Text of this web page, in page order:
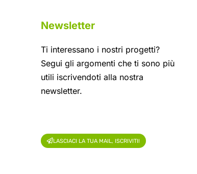
Newsletter
Ti interessano i nostri progetti?
Segui gli argomenti che ti sono più
utili iscrivendoti alla nostra
newsletter.
LASCIACI LA TUA MAIL, ISCRIVITI!